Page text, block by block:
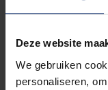
Deze website
We gebruiken
personaliseren,